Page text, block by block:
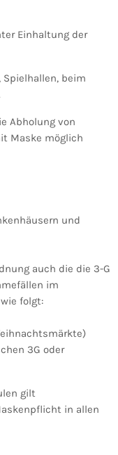
Einhaltung der
beim
Abholung von
Maske möglich
und
auch die die 3-G
im
folgt:
3G oder
gilt
in allen